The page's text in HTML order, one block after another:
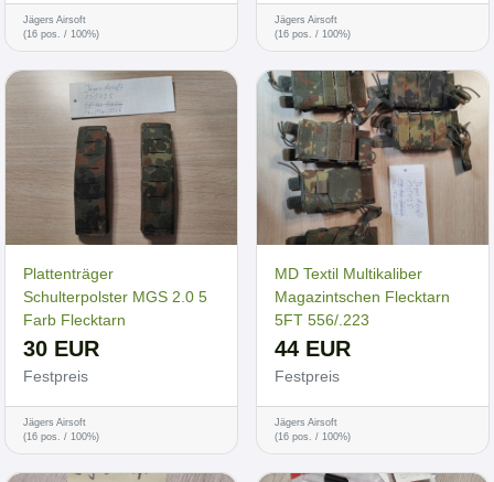
Jägers Airsoft
(16 pos. / 100%)
Jägers Airsoft
(16 pos. / 100%)
Plattenträger
Schulterpolster MGS 2.0 5
Farb Flecktarn
30 EUR
Festpreis
Jägers Airsoft
(16 pos. / 100%)
MD Textil Multikaliber
Magazintschen Flecktarn
5FT 556/.223
44 EUR
Festpreis
Jägers Airsoft
(16 pos. / 100%)